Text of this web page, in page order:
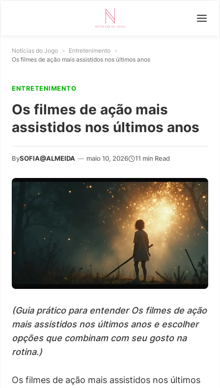
Notícias do Jogo » Entretenimento »
Os filmes de ação mais assistidos nos últimos anos
ENTRETENIMENTO
Os filmes de ação mais
assistidos nos últimos anos
BySOFIA@ALMEIDA — maio 10, 2026 11 min Read
(Guia prático para entender Os filmes de ação
mais assistidos nos últimos anos e escolher
opções que combinam com seu gosto na
rotina.)
Os filmes de ação mais assistidos nos últimos